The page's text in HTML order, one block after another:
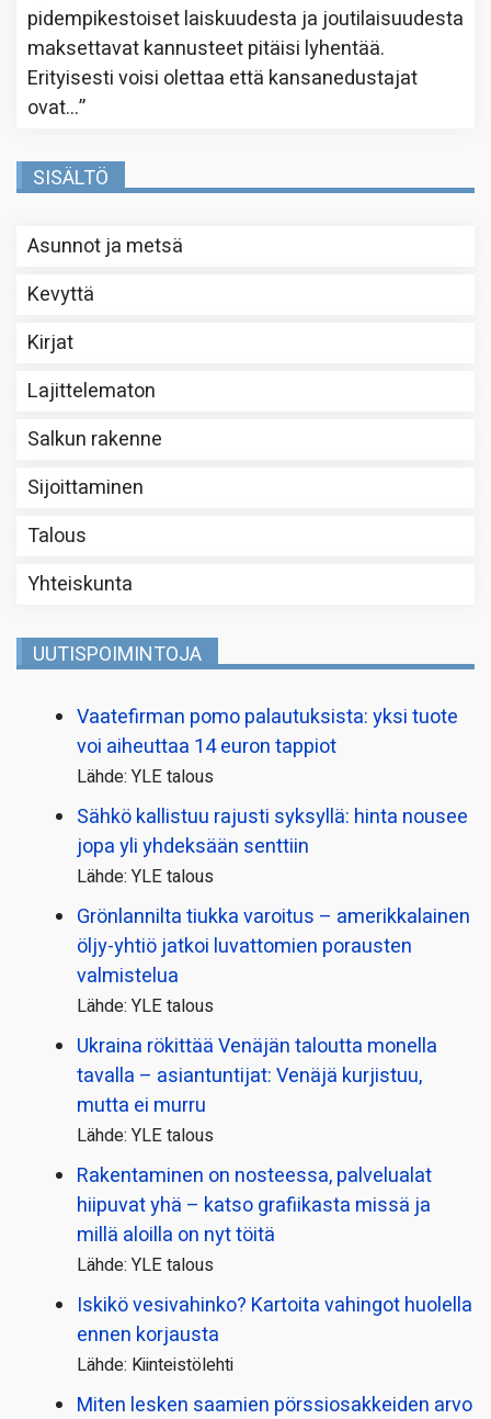
pidempikestoiset laiskuudesta ja joutilaisuudesta
maksettavat kannusteet pitäisi lyhentää.
Erityisesti voisi olettaa että kansanedustajat
ovat…”
SISÄLTÖ
Asunnot ja metsä
Kevyttä
Kirjat
Lajittelematon
Salkun rakenne
Sijoittaminen
Talous
Yhteiskunta
UUTISPOIMINTOJA
Vaatefirman pomo palautuksista: yksi tuote
voi aiheuttaa 14 euron tappiot
Lähde: YLE talous
Sähkö kallistuu rajusti syksyllä: hinta nousee
jopa yli yhdeksään senttiin
Lähde: YLE talous
Grönlannilta tiukka varoitus – amerikkalainen
öljy-yhtiö jatkoi luvattomien porausten
valmistelua
Lähde: YLE talous
Ukraina rökittää Venäjän taloutta monella
tavalla – asiantuntijat: Venäjä kurjistuu,
mutta ei murru
Lähde: YLE talous
Rakentaminen on nosteessa, palvelualat
hiipuvat yhä – katso grafiikasta missä ja
millä aloilla on nyt töitä
Lähde: YLE talous
Iskikö vesivahinko? Kartoita vahingot huolella
ennen korjausta
Lähde: Kiinteistölehti
Miten lesken saamien pörssi­osakkeiden arvo